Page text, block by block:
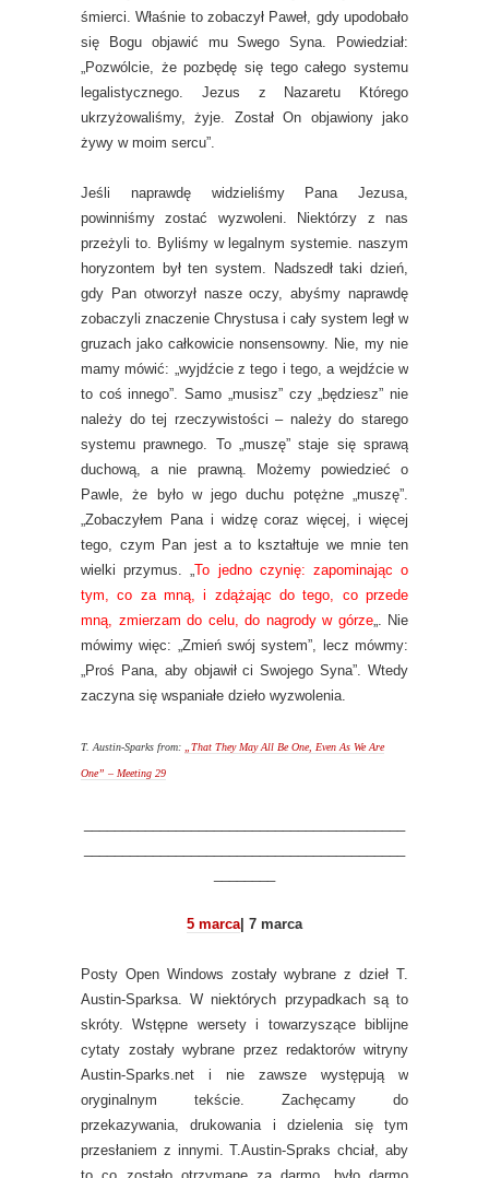
śmierci. Właśnie to zobaczył Paweł, gdy upodobało
się Bogu objawić mu Swego Syna. Powiedział:
„Pozwólcie, że pozbędę się tego całego systemu
legalistycznego. Jezus z Nazaretu Którego
ukrzyżowaliśmy, żyje. Został On objawiony jako
żywy w moim sercu”.
Jeśli naprawdę widzieliśmy Pana Jezusa,
powinniśmy zostać wyzwoleni. Niektórzy z nas
przeżyli to. Byliśmy w legalnym systemie. naszym
horyzontem był ten system. Nadszedł taki dzień,
gdy Pan otworzył nasze oczy, abyśmy naprawdę
zobaczyli znaczenie Chrystusa i cały system legł w
gruzach jako całkowicie nonsensowny. Nie, my nie
mamy mówić: „wyjdźcie z tego i tego, a wejdźcie w
to coś innego”. Samo „musisz” czy „będziesz” nie
należy do tej rzeczywistości – należy do starego
systemu prawnego. To „muszę” staje się sprawą
duchową, a nie prawną. Możemy powiedzieć o
Pawle, że było w jego duchu potężne „muszę”.
„Zobaczyłem Pana i widzę coraz więcej, i więcej
tego, czym Pan jest a to kształtuje we mnie ten
wielki przymus. „To jedno czynię: zapominając o
tym, co za mną, i zdążając do tego, co przede
mną, zmierzam do celu, do nagrody w górze„. Nie
mówimy więc: „Zmień swój system”, lecz mówmy:
„Proś Pana, aby objawił ci Swojego Syna”. Wtedy
zaczyna się wspaniałe dzieło wyzwolenia.
T. Austin-Sparks from: „That They May All Be One, Even As We Are
One” – Meeting 29
5 marca| 7 marca
Posty Open Windows zostały wybrane z dzieł T.
Austin-Sparksa. W niektórych przypadkach są to
skróty. Wstępne wersety i towarzyszące biblijne
cytaty zostały wybrane przez redaktorów witryny
Austin-Sparks.net i nie zawsze występują w
oryginalnym tekście. Zachęcamy do
przekazywania, drukowania i dzielenia się tym
przesłaniem z innymi. T.Austin-Spraks chciał, aby